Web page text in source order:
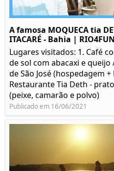
A famosa MOQUECA tia
ITACARÉ - Bahia | RIO4FUN
Lugares visitados: 1. Café
de sol com abacaxi e queijo
de São José (hospedagem +
Restaurante Tia Deth -
(peixe, camarão e polvo)
Publicado em 16/06/2021